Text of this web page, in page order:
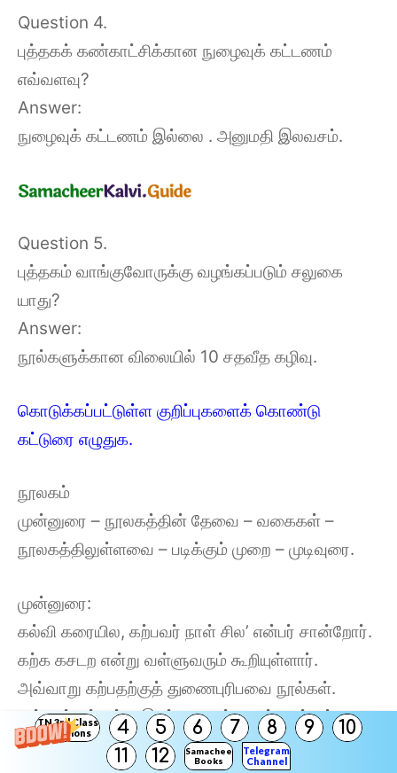
TN 3rd Class
Solutions
4 5 6 7 8 9
10
11
12
Samacheer
Books
Telegram
Channel
Question 4.
புத்தகக் கண்காட்சிக்கான நுழைவுக் கட்டணம்
எவ்வளவு?
Answer:
நுழைவுக் கட்டணம் இல்லை . அனுமதி இலவசம்.
Question 5.
புத்தகம் வாங்குவோருக்கு வழங்கப்படும் சலுகை
யாது?
Answer:
நூல்களுக்கான விலையில் 10 சதவீத கழிவு.
கொடுக்கப்பட்டுள்ள குறிப்புகளைக் கொண்டு
கட்டுரை எழுதுக.
நூலகம்
முன்னுரை – நூலகத்தின் தேவை – வகைகள் –
நூலகத்திலுள்ளவை – படிக்கும் முறை – முடிவுரை.
முன்னுரை:
கல்வி கரையில, கற்பவர் நாள் சில’ என்பர் சான்றோர்.
கற்க கசடற என்று வள்ளுவரும் கூறியுள்ளார்.
அவ்வாறு கற்பதற்குத் துணைபுரிபவை நூல்கள்.
அந்நூல்கள் உள்ள இடம் நூலகம். சான்றோர்கள்
பலரையும், பேச்சாளர்கள் பலரையும் உருவாக்கிய